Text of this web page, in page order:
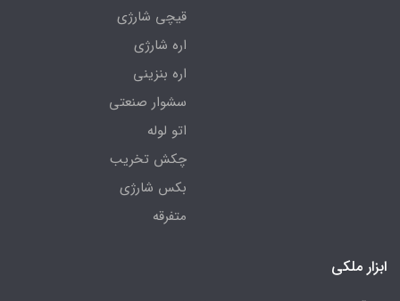
قیچی شارژی
اره شارژی
اره بنزینی
سشوار صنعتی
اتو لوله
چکش تخریب
بکس شارژی
متفرقه
ابزار ملکی